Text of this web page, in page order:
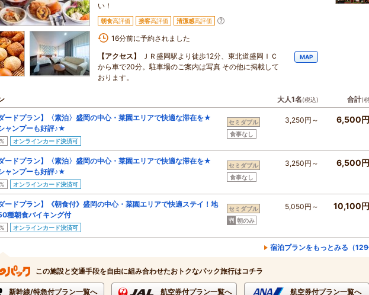
い！
朝食高評価 接客高評価 清潔感高評価
16分前に予約されました
【アクセス】
ＪＲ盛岡駅より徒歩12分、東北道盛岡ＩＣ
から車で20分。駐車場のご案内は写真 その他に掲載して
おります。
MAP
大人1名(税込) 合計(
ードプラン】〈素泊〉盛岡の中心・菜園エリアで快適な滞在を★
ャンプーも好評♪★
オンラインカード決済可
セミダブル
食事なし
3,250円～ 6,500
ードプラン】〈素泊〉盛岡の中心・菜園エリアで快適な滞在を★
ャンプーも好評♪★
オンラインカード決済可
セミダブル
食事なし
3,250円～ 6,500
ードプラン】《朝食付》盛岡の中心・菜園エリアで快適ステイ！地
種朝食バイキング付
オンラインカード決済可
セミダブル
朝のみ
5,050円～ 10,100
宿泊プランをもっとみる（129
この施設と交通手段を自由に組み合わせたおトクなパック旅行はコチラ
新幹線/特急付プラン一覧へ 航空券付プラン一覧へ 航空券付プラン一覧へ